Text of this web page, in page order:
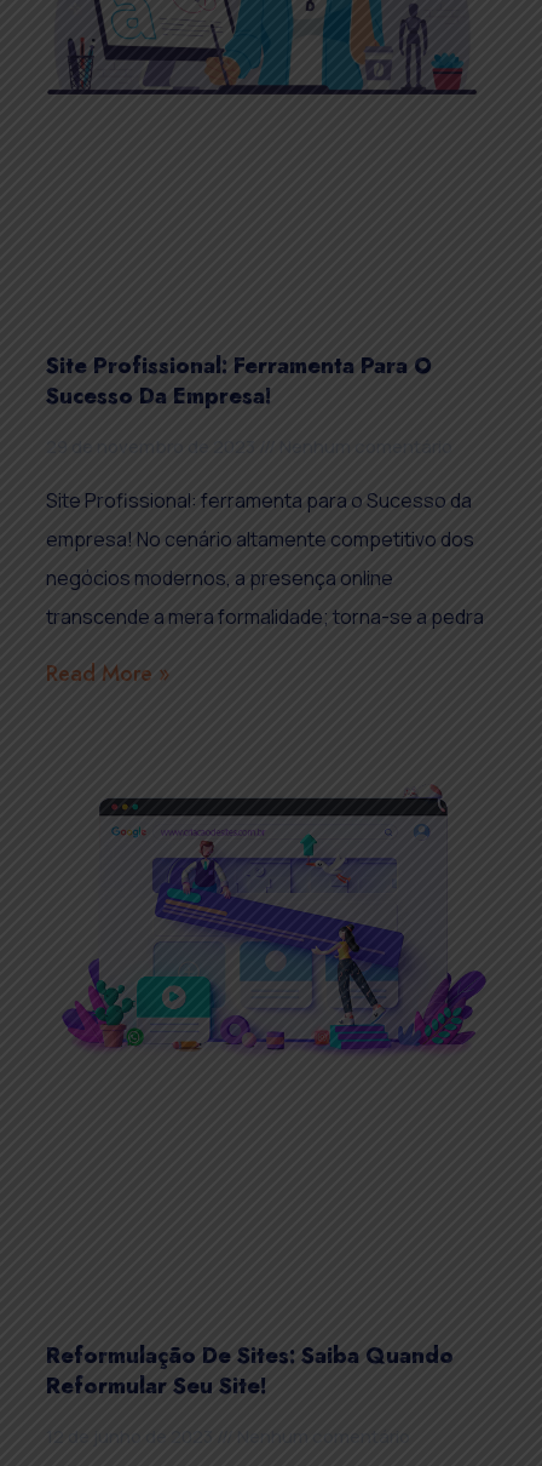
Site Profissional: Ferramenta Para O
Sucesso Da Empresa!
Site Profissional: ferramenta para o Sucesso da
empresa! No cenário altamente competitivo dos
negócios modernos, a presença online
transcende a mera formalidade; torna-se a pedra
Read More »
Reformulação De Sites: Saiba Quando
Reformular Seu Site!